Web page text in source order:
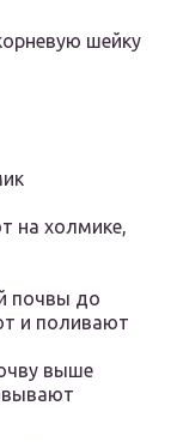
шейку
на холмике,
почвы до
и поливают
выше